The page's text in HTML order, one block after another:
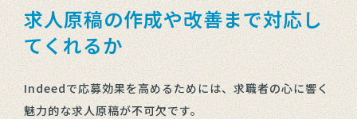
求人原稿の作成や改善まで対応し
てくれるか
Indeedで応募効果を高めるためには、求職者の心に響く
魅力的な求人原稿が不可欠です。